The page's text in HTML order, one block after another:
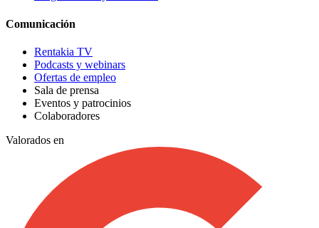
Comunicación
Rentakia TV
Podcasts y webinars
Ofertas de empleo
Sala de prensa
Eventos y patrocinios
Colaboradores
Valorados en